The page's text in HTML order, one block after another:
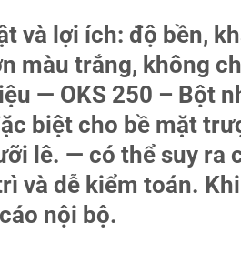
và lợi ích: độ bền,
màu trắng, không
— OKS 250 – Bột
biệt cho bề mặt
lê. — có thể suy
và dễ kiểm toán.
nội bộ.